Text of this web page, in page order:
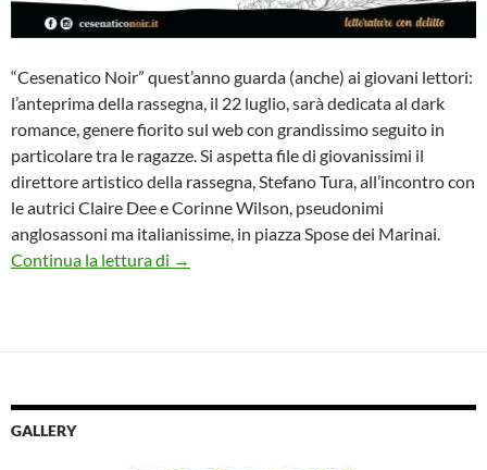
“Cesenatico Noir” quest’anno guarda (anche) ai giovani lettori:
l’anteprima della rassegna, il 22 luglio, sarà dedicata al dark
romance, genere fiorito sul web con grandissimo seguito in
particolare tra le ragazze. Si aspetta file di giovanissimi il
direttore artistico della rassegna, Stefano Tura, all’incontro con
le autrici Claire Dee e Corinne Wilson, pseudonimi
anglosassoni ma italianissime, in piazza Spose dei Marinai.
Continua la lettura di
TURISMO, “CESENATICO NOIR”
→
GALLERY